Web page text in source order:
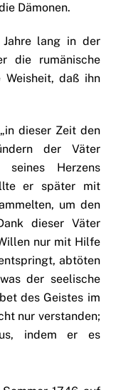
Dämonen.
lang in der
die rumänische
daß ihn
dieser Zeit den
der Väter
seines Herzens
er später mit
um den
dieser Väter
nur mit Hilfe
abtöten
der seelische
des Geistes im
nur verstanden;
indem er es